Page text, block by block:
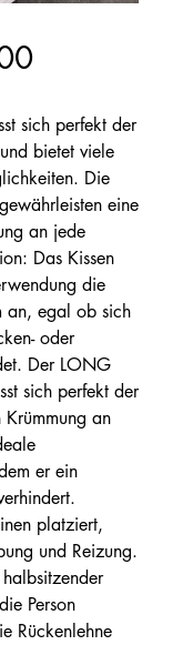
sich perfekt der
bietet viele
Die
eine
an jede
Das Kissen
die
an, egal ob sich
oder
Der LONG
sich perfekt der
an
er ein
platziert,
und Reizung.
Person
Rückenlehne